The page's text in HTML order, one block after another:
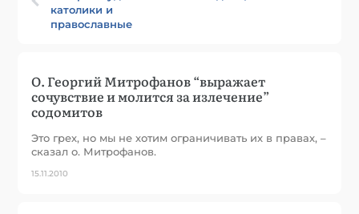
католики и
православные
О. Георгий Митрофанов “выражает
сочувствие и молится за излечение”
содомитов
Это грех, но мы не хотим ограничивать их в правах, –
сказал о. Митрофанов.
15.11.2010